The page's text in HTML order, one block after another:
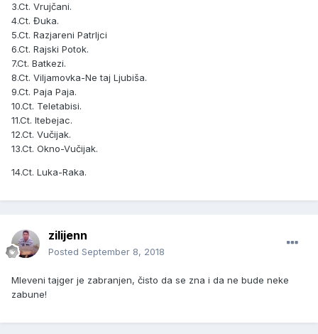
3.Ct. Vrujčani.
4.Ct. Đuka.
5.Ct. Razjareni Patrljci
6.Ct. Rajski Potok.
7.Ct. Batkezi.
8.Ct. Viljamovka-Ne taj Ljubiša.
9.Ct. Paja Paja.
10.Ct. Teletabisi.
11.Ct. Itebejac.
12.Ct. Vučijak.
13.Ct. Okno-Vučijak.
14.Ct. Luka-Raka.
zilijenn
Posted September 8, 2018
Mleveni tajger je zabranjen, čisto da se zna i da ne bude neke
zabune!